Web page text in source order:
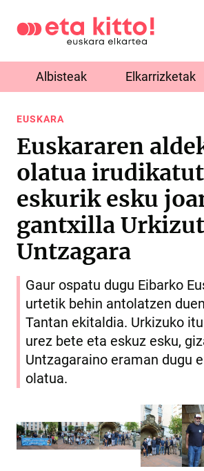
Albisteak Elkarrizketak
EUSKARA
Euskararen
olatua
eskurik esku
gantxilla
Untzagara
Gaur ospatu dugu Eibarko
urtetik behin antolatzen
Tantan ekitaldia. Urkizuko
urez bete eta eskuz esku,
Untzagaraino eraman dugu
olatua.